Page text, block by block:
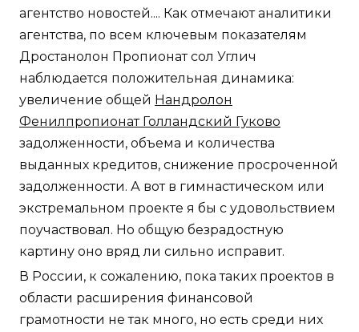
агентство новостей.... Как отмечают аналитики
агентства, по всем ключевым показателям
Дростанолон Пропионат сол Углич
наблюдается положительная динамика:
увеличение общей Нандролон
Фенилпропионат Голландский Гуково
задолженности, объема и количества
выданных кредитов, снижение просроченной
задолженности. А вот в гимнастическом или
экстремальном проекте я бы с удовольствием
поучаствовал. Но общую безрадостную
картину оно вряд ли сильно исправит.
В России, к сожалению, пока таких проектов в
области расширения финансовой
грамотности не так много, но есть среди них